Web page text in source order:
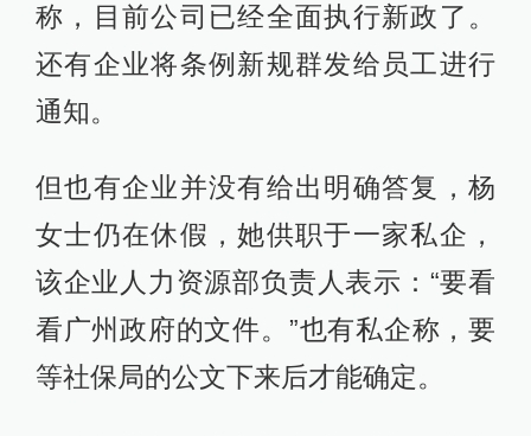
称，目前公司已经全面执行新政了。
还有企业将条例新规群发给员工进行
通知。
但也有企业并没有给出明确答复，杨
女士仍在休假，她供职于一家私企，
该企业人力资源部负责人表示：“要看
看广州政府的文件。”也有私企称，要
等社保局的公文下来后才能确定。